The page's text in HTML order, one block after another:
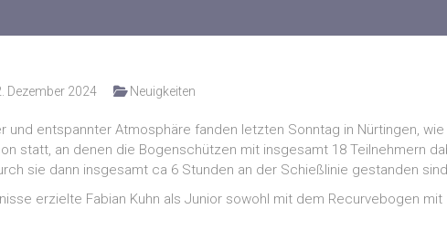
Dezember 2024 Neuigkeiten
und entspannter Atmosphäre fanden letzten Sonntag in Nürtingen,
statt, an denen die Bogenschützen mit insgesamt 18 Teilnehmern
sie dann insgesamt ca 6 Stunden an der Schießlinie gestanden
erzielte Fabian Kuhn als Junior sowohl mit dem Recurvebogen